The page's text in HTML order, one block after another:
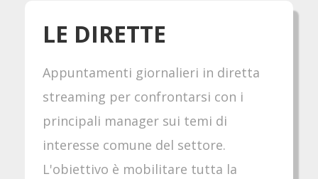
LE DIRETTE
Appuntamenti giornalieri in diretta
streaming per confrontarsi con i
principali manager sui temi di
interesse comune del settore.
L'obiettivo è mobilitare tutta la